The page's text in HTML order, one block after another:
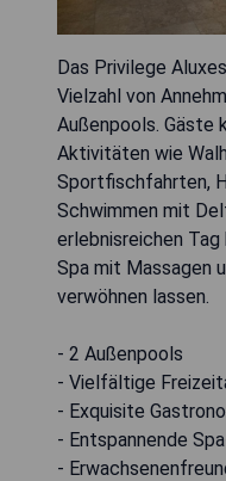
Das Privilege
Vielzahl von
Außenpools. Gäste
Aktivitäten wie
Sportfischfahrten,
Schwimmen mit
erlebnisreichen
Spa mit Massagen
verwöhnen lassen.
- 2 Außenpools
- Vielfältige
- Exquisite
- Entspannende
-